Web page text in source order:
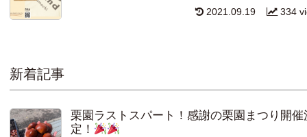
334
2021.09.19
新着記事
栗園ラストスパート！感謝の栗園まつり開催
定！